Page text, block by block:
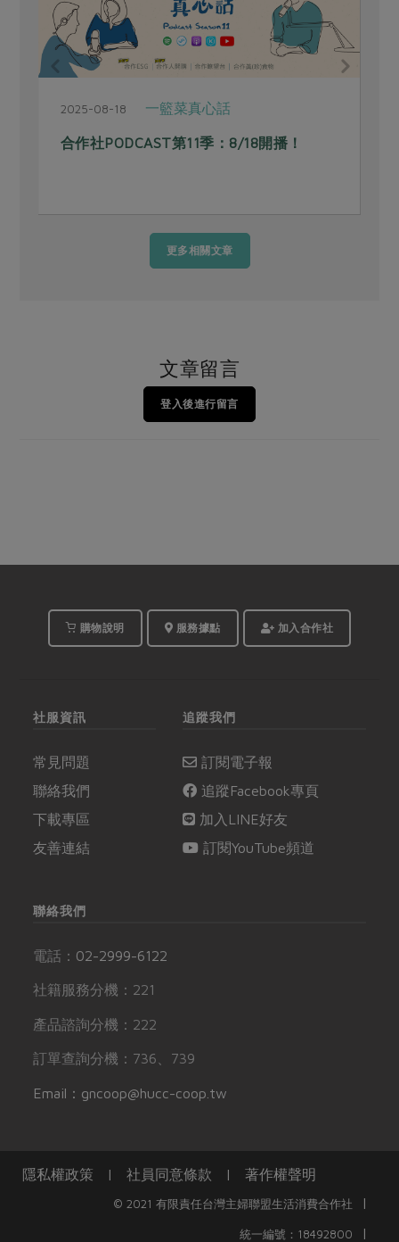
2025-08-18 一籃菜真心話
合作社PODCAST第11季：8/18開播！
更多相關文章
文章留言
登入後進行留言
購物說明 服務據點 加入合作社
社服資訊
常見問題
聯絡我們
下載專區
友善連結
追蹤我們
訂閱電子報
追蹤Facebook專頁
加入LINE好友
訂閱YouTube頻道
聯絡我們
電話： 02-2999-6122
社籍服務分機：221
產品諮詢分機：222
訂單查詢分機：736、739
Email：gncoop@hucc-coop.tw
隱私權政策 | 社員同意條款 | 著作權聲明
© 2021 有限責任台灣主婦聯盟生活消費合作社 |
統一編號：18492800 |